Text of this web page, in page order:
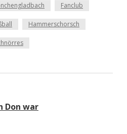
Fanclub
Hammerschorsch
Don war